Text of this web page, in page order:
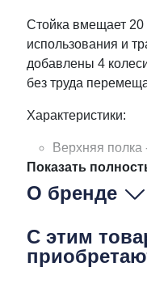
Стойка вмещает
использования и
добавлены 4
без труда
Характеристики:
Верхняя полка
Нижняя полка
Показать
О бренде
С этим